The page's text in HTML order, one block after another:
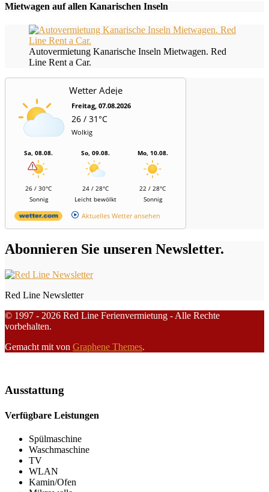
Mietwagen auf allen Kanarischen Inseln
Autovermietung Kanarische Inseln Mietwagen. Red
Line Rent a Car.
Wetter Adeje
Freitag, 07.08.2026
26 / 31°C
Wolkig
Sa, 08.08.
26 / 30°C
Sonnig
So, 09.08.
24 / 28°C
Leicht bewölkt
Mo, 10.08.
22 / 28°C
Sonnig
Aktuelles Wetter ansehen
Abonnieren Sie unseren Newsletter.
Red Line Newsletter
© 1997 - 2026 Red Line Ferienvermietung - Alle Rechte
vorbehalten.
Gemacht mit von Graphene Themes.
Ausstattung
Verfügbare Leistungen
Spülmaschine
Waschmaschine
TV
WLAN
Kamin/Ofen